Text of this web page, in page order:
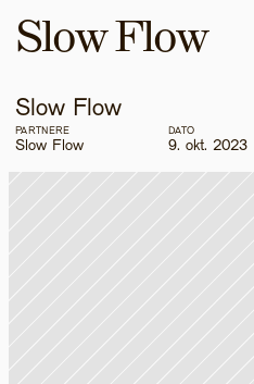
Slow Flow
Slow Flow
PARTNERE
Slow Flow
DATO
9. okt. 2023